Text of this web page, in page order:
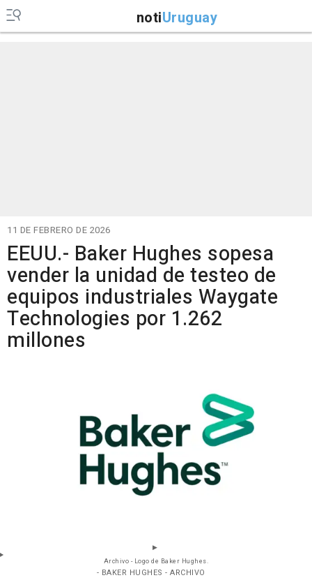
notiUruguay
11 DE FEBRERO DE 2026
EEUU.- Baker Hughes sopesa
vender la unidad de testeo de
equipos industriales Waygate
Technologies por 1.262
millones
Archivo - Logo de Baker Hughes.
- BAKER HUGHES - ARCHIVO